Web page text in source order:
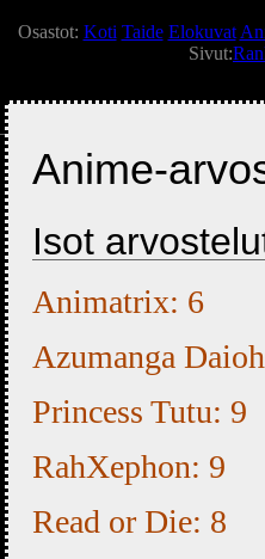
Osastot: Koti Taide Elokuvat
Sivut:
Anime-
Isot
Animatrix: 6
Azumanga
Princess Tutu: 9
RahXephon: 9
Read or Die: 8